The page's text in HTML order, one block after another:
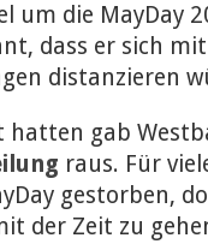
um die MayDay
dass er sich
distanzieren
gab
raus. Für
gestorben,
der Zeit zu